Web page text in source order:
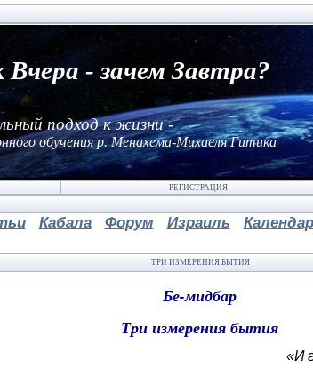
Вчера - зачем Завтра?
подход к жизни -
обучения р. Менахема-Михаеля Гитика
РЕГИСТРАЦИЯ
Кабала Форум Израиль
ТРИ ИЗМЕРЕНИЯ БЫТИЯ
Бе-мидбар
Три измерения бытия
«И